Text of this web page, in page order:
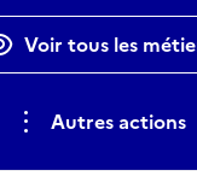
Voir tous les
Autres actions